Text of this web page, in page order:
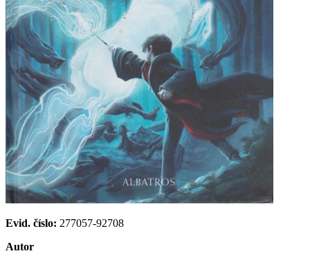
Evid. číslo: 277057-92708
Autor